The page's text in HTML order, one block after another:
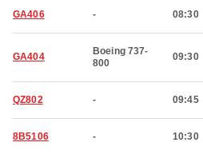
GA406 - 08:30
GA404
Boeing 737-
800
09:30
QZ802 - 09:45
8B5106 - 10:30